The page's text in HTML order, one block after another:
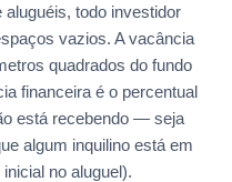
todo investidor
vazios. A vacância
quadrados do fundo
financeira é o percentual
está recebendo — seja
algum inquilino está em
no aluguel).